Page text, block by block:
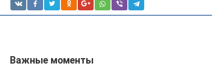
Важные моменты